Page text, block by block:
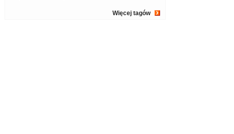
Więcej tagów